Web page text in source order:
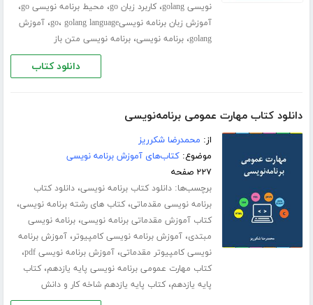
نویسی golang
،کاربرد زبان go ، محیط برنامه نویسی go ،
آموزش زبان برنامه نویسیgo ، golang language ،آموزش
golang،برنامه نویسی،برنامه نویسی متن باز
دانلود کتاب
دانلود کتاب مهارت عمومی برنامه‌نویسی
از: محمدرضا شکرریز
موضوع:کتاب‌های آموزش برنامه نویسی
۲۲۷ صفحه
برچسب‌ها:دانلود کتاب برنامه نویسی،دانلود کتاب
برنامه نویسی مقدماتی،کتاب های رشته برنامه نویسی،
کتاب آموزش مقدماتی برنامه نویسی،برنامه نویسی
مبتدی،آموزش برنامه نویسی کامپیوتر،آموزش برنامه
نویسی کامپیوتر مقدماتی،آموزش برنامه نویسی pdf ،
کتاب مهارت عمومی برنامه نویسی پایه یازدهم،کتاب
پایه یازدهم،کتاب پایه یازدهم شاخه کار و دانش